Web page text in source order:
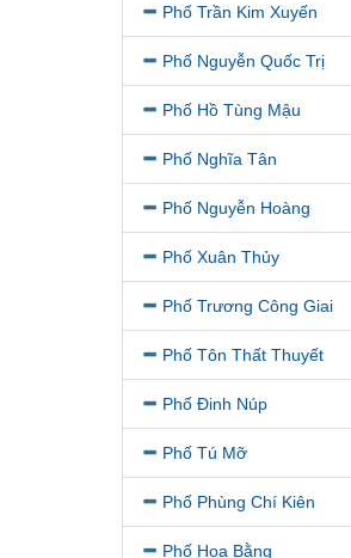
Phố Trần Kim Xuyến
Phố Nguyễn Quốc Trị
Phố Hồ Tùng Mậu
Phố Nghĩa Tân
Phố Nguyễn Hoàng
Phố Xuân Thủy
Phố Trương Công Giai
Phố Tôn Thất Thuyết
Phố Đinh Núp
Phố Tú Mỡ
Phố Phùng Chí Kiên
Phố Hoa Bằng